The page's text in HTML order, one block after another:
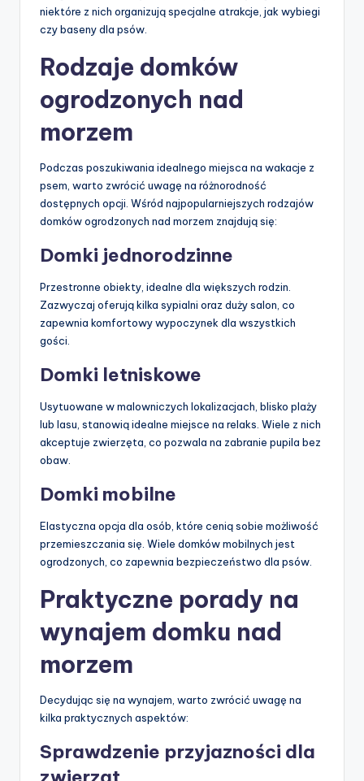
niektóre z nich organizują specjalne atrakcje, jak wybiegi
czy baseny dla psów.
Rodzaje domków
ogrodzonych nad
morzem
Podczas poszukiwania idealnego miejsca na wakacje z
psem, warto zwrócić uwagę na różnorodność
dostępnych opcji. Wśród najpopularniejszych rodzajów
domków ogrodzonych nad morzem znajdują się:
Domki jednorodzinne
Przestronne obiekty, idealne dla większych rodzin.
Zazwyczaj oferują kilka sypialni oraz duży salon, co
zapewnia komfortowy wypoczynek dla wszystkich
gości.
Domki letniskowe
Usytuowane w malowniczych lokalizacjach, blisko plaży
lub lasu, stanowią idealne miejsce na relaks. Wiele z nich
akceptuje zwierzęta, co pozwala na zabranie pupila bez
obaw.
Domki mobilne
Elastyczna opcja dla osób, które cenią sobie możliwość
przemieszczania się. Wiele domków mobilnych jest
ogrodzonych, co zapewnia bezpieczeństwo dla psów.
Praktyczne porady na
wynajem domku nad
morzem
Decydując się na wynajem, warto zwrócić uwagę na
kilka praktycznych aspektów:
Sprawdzenie przyjazności dla